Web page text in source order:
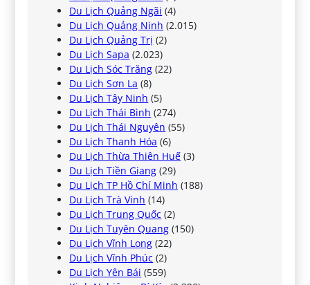
Du Lịch Quảng Ngãi (4)
Du Lịch Quảng Ninh (2.015)
Du Lịch Quảng Trị (2)
Du Lịch Sapa (2.023)
Du Lịch Sóc Trăng (22)
Du Lịch Sơn La (8)
Du Lịch Tây Ninh (5)
Du Lịch Thái Bình (274)
Du Lịch Thái Nguyên (55)
Du Lịch Thanh Hóa (6)
Du Lịch Thừa Thiên Huế (3)
Du Lịch Tiền Giang (29)
Du Lịch TP Hồ Chí Minh (188)
Du Lịch Trà Vinh (14)
Du Lịch Trung Quốc (2)
Du Lịch Tuyên Quang (150)
Du Lịch Vĩnh Long (22)
Du Lịch Vĩnh Phúc (2)
Du Lịch Yên Bái (559)